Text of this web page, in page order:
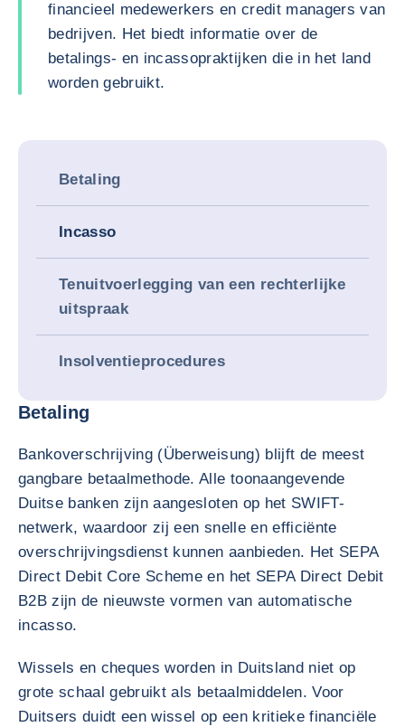
financieel medewerkers en credit managers van
bedrijven. Het biedt informatie over de
betalings- en incassopraktijken die in het land
worden gebruikt.
Betaling
Incasso
Tenuitvoerlegging van een rechterlijke
uitspraak
Insolventieprocedures
Betaling
Bankoverschrijving (Überweisung) blijft de meest
gangbare betaalmethode. Alle toonaangevende
Duitse banken zijn aangesloten op het SWIFT-
netwerk, waardoor zij een snelle en efficiënte
overschrijvingsdienst kunnen aanbieden. Het SEPA
Direct Debit Core Scheme en het SEPA Direct Debit
B2B zijn de nieuwste vormen van automatische
incasso.
Wissels en cheques worden in Duitsland niet op
grote schaal gebruikt als betaalmiddelen. Voor
Duitsers duidt een wissel op een kritieke financiële